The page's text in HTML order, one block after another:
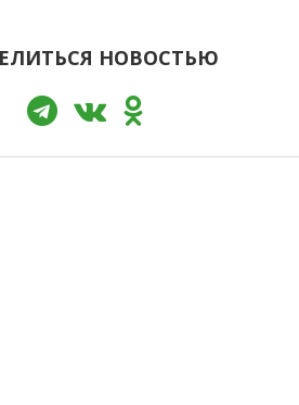
НОВОСТЬЮ